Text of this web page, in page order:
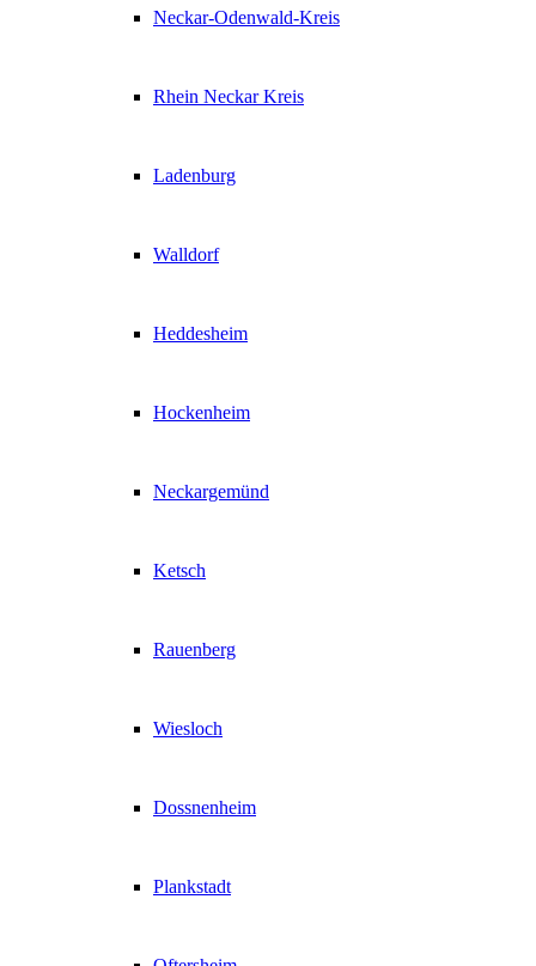
Neckar-Odenwald-Kreis
Rhein Neckar Kreis
Ladenburg
Walldorf
Heddesheim
Hockenheim
Neckargemünd
Ketsch
Rauenberg
Wiesloch
Dossnenheim
Plankstadt